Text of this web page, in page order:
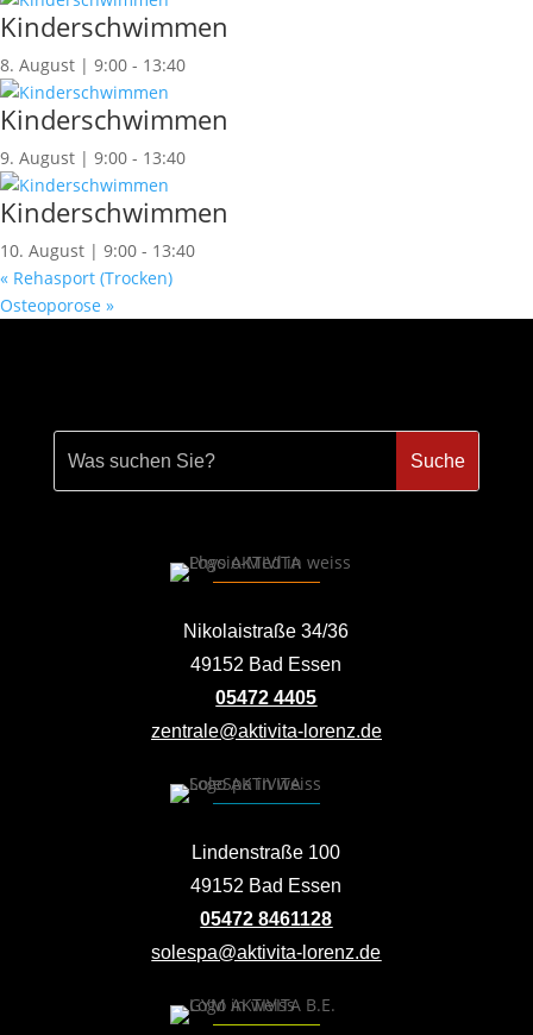
Kinderschwimmen
8. August | 9:00 - 13:40
Kinderschwimmen
9. August | 9:00 - 13:40
Kinderschwimmen
10. August | 9:00 - 13:40
« Rehasport (Trocken)
Osteoporose »
Nikolaistraße 34/36
49152 Bad Essen
05472 4405
zentrale@aktivita-lorenz.de
Lindenstraße 100
49152 Bad Essen
05472 8461128
solespa@aktivita-lorenz.de